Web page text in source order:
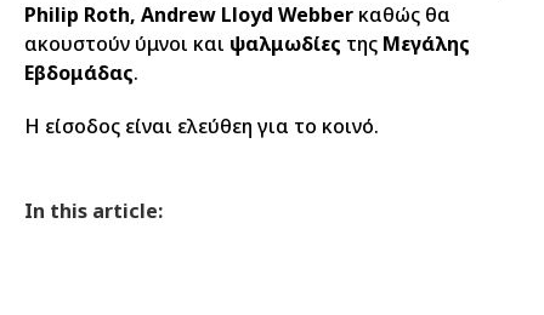
Philip Roth, Andrew Lloyd Webber καθώς θα
ακουστούν ύμνοι και ψαλμωδίες της Μεγάλης
Εβδομάδας.
Η είσοδος είναι ελεύθεη για το κοινό.
In this article: